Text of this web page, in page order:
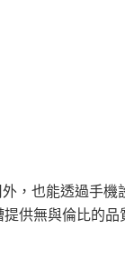
，也能透過手機
供無與倫比的